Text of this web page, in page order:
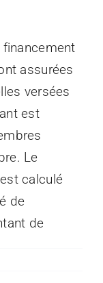
assurées
versées
est
Le
calculé
de
de